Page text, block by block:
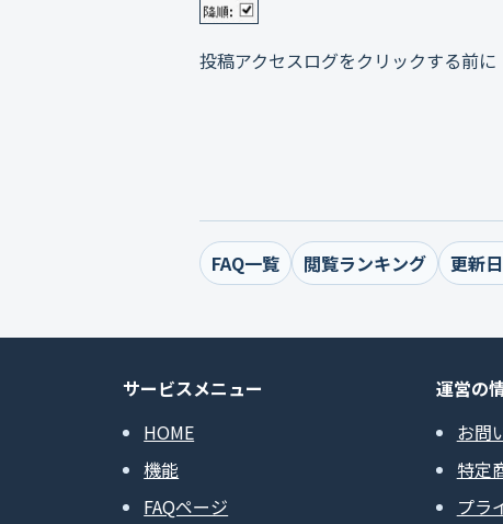
投稿アクセスログをクリックする前に
FAQ一覧 閲覧ランキング 更新
サービスメニュー
HOME
機能
FAQページ
運営の
お問
特定
プラ